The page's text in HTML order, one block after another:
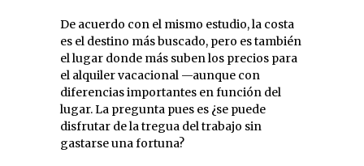
De acuerdo con el mismo estudio, la costa
es el destino más buscado, pero es también
el lugar donde más suben los precios para
el alquiler vacacional —aunque con
diferencias importantes en función del
lugar. La pregunta pues es ¿se puede
disfrutar de la tregua del trabajo sin
gastarse una fortuna?